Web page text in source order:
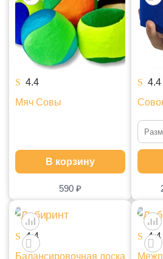
590 ₽
4.4
Мяч Совы
В корзину
4.4
4.4
Балансировочная доска
4.4